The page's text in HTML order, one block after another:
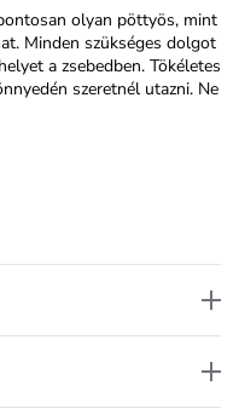
olyan pöttyös, mint
Minden szükséges dolgot
a zsebedben. Tökéletes
szeretnél utazni. Ne